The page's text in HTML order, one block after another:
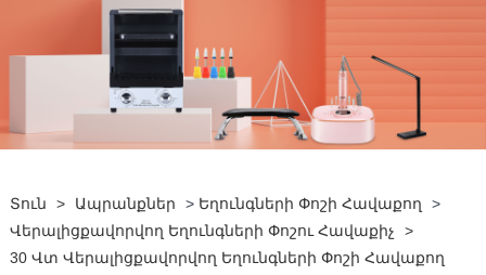
Տուն > Ապրանքներ > Եղունգների Փոշի Հավաքող
>
Վերալիցքավորվող Եղունգների Փոշու Հավաքիչ
>
30 Վտ Վերալիցքավորվող Եղունգների Փոշի Հավաքող